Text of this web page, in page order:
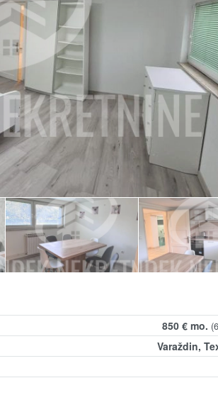
850 € mo.
Varaždin,